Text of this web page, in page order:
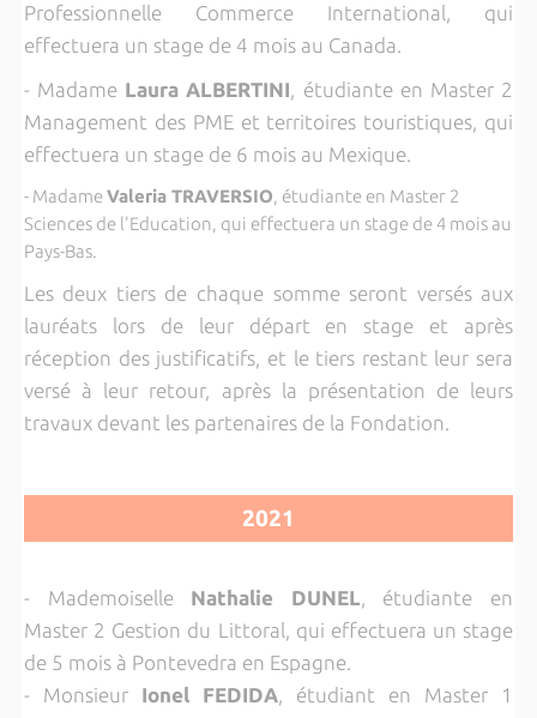
Professionnelle Commerce International, qui
effectuera un stage de 4 mois au Canada.
- Madame Laura ALBERTINI, étudiante en Master 2
Management des PME et territoires touristiques, qui
effectuera un stage de 6 mois au Mexique.
- MadameValeria TRAVERSIO, étudiante en Master 2
Sciences de l'Education, qui effectuera un stage de 4 mois au
Pays-Bas.
Les deux tiers de chaque somme seront versés aux
lauréats lors de leur départ en stage et après
réception des justificatifs, et le tiers restant leur sera
versé à leur retour, après la présentation de leurs
travaux devant les partenaires de la Fondation.
2021
- Mademoiselle Nathalie DUNEL, étudiante en
Master 2 Gestion du Littoral, qui effectuera un stage
de 5 mois à Pontevedra en Espagne.
- Monsieur Ionel FEDIDA, étudiant en Master 1